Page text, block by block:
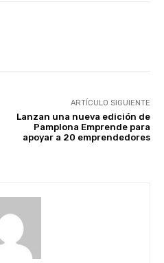
ARTÍCULO SIGUIENTE
Lanzan una nueva edición de
Pamplona Emprende para
apoyar a 20 emprendedores